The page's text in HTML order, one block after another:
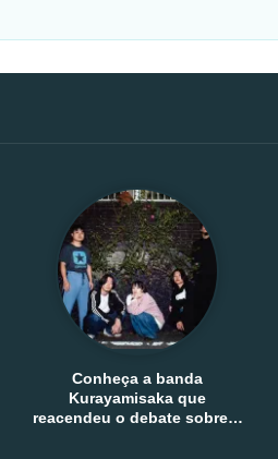
Conheça a banda
Kurayamisaka que
reacendeu o debate sobre o